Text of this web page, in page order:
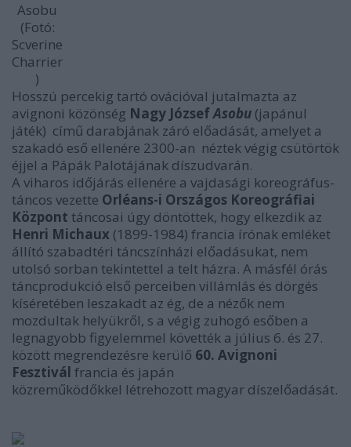
Asobu
(Fotó:
Scverine
Charrier
)
Hosszú percekig tartó ovációval jutalmazta az
avignoni közönség Nagy JózsefAsobu (japánul
játék) című darabjának záró előadását, amelyet a
szakadó eső ellenére 2300-an néztek végig csütörtök
éjjel a Pápák Palotájának díszudvarán.
A viharos időjárás ellenére a vajdasági koreográfus-
táncos vezette Orléans-i Országos Koreográfiai
Központ táncosai úgy döntöttek, hogy elkezdik az
Henri Michaux (1899-1984) francia írónak emléket
állító szabadtéri táncszínházi előadásukat, nem
utolsó sorban tekintettel a telt házra. A másfél órás
táncprodukció első perceiben villámlás és dörgés
kíséretében leszakadt az ég, de a nézők nem
mozdultak helyükről, s a végig zuhogó esőben a
legnagyobb figyelemmel követték a július 6. és 27.
között megrendezésre kerülő 60. Avignoni
Fesztivál francia és japán
közreműködőkkel létrehozott magyar díszelőadását.